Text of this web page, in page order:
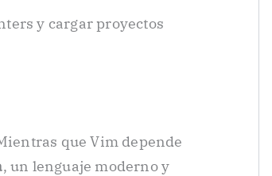
y cargar proyectos
que Vim depende
, un lenguaje moderno y